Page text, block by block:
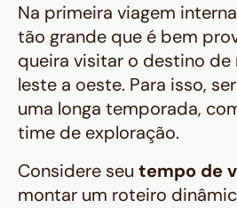
Na primeira viagem
tão grande que é bem
queira visitar o destino de
leste a oeste. Para isso,
uma longa temporada,
time de exploração.
Considere seu tempo de
montar um roteiro